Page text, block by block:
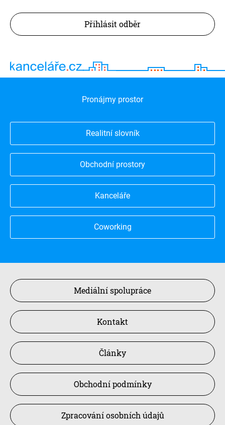
Přihlásit odběr
Pronájmy prostor
Realitní slovník
Obchodní prostory
Kanceláře
Coworking
Mediální spolupráce
Kontakt
Články
Obchodní podmínky
Zpracování osobních údajů